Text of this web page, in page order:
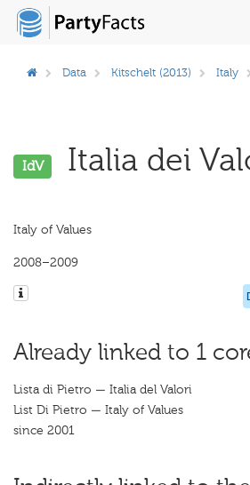
Data Kitschelt (2013) Italy
IdV Italia dei
Italy of Values
2008–2009
Already linked to 1
Lista di Pietro — Italia del Valori
List Di Pietro — Italy of Values
since 2001